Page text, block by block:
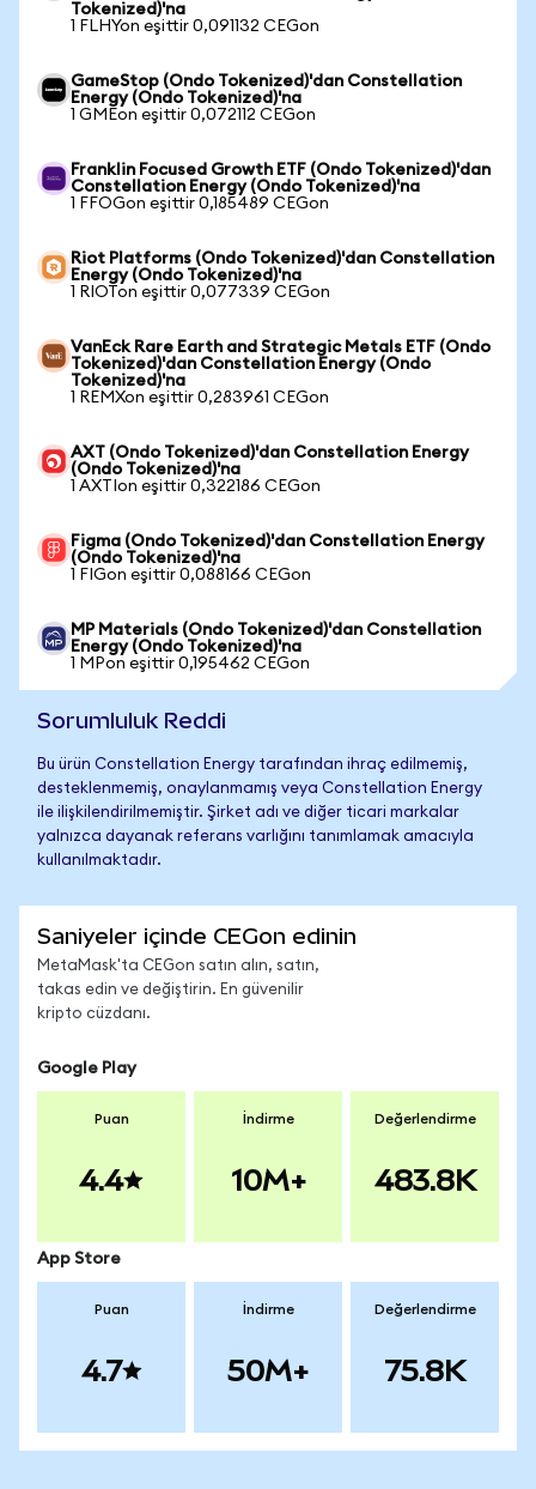
Tokenized)'na
1 FLHYon eşittir 0,091132 CEGon
GameStop (Ondo Tokenized)'dan Constellation
Energy (Ondo Tokenized)'na
1 GMEon eşittir 0,072112 CEGon
Franklin Focused Growth ETF (Ondo Tokenized)'dan
Constellation Energy (Ondo Tokenized)'na
1 FFOGon eşittir 0,185489 CEGon
Riot Platforms (Ondo Tokenized)'dan Constellation
Energy (Ondo Tokenized)'na
1 RIOTon eşittir 0,077339 CEGon
VanEck Rare Earth and Strategic Metals ETF (Ondo
Tokenized)'dan Constellation Energy (Ondo
Tokenized)'na
1 REMXon eşittir 0,283961 CEGon
AXT (Ondo Tokenized)'dan Constellation Energy
(Ondo Tokenized)'na
1 AXTIon eşittir 0,322186 CEGon
Figma (Ondo Tokenized)'dan Constellation Energy
(Ondo Tokenized)'na
1 FIGon eşittir 0,088166 CEGon
MP Materials (Ondo Tokenized)'dan Constellation
Energy (Ondo Tokenized)'na
1 MPon eşittir 0,195462 CEGon
Sorumluluk Reddi
Bu ürün Constellation Energy tarafından ihraç edilmemiş,
desteklenmemiş, onaylanmamış veya Constellation Energy
ile ilişkilendirilmemiştir. Şirket adı ve diğer ticari markalar
yalnızca dayanak referans varlığını tanımlamak amacıyla
kullanılmaktadır.
Saniyeler içinde CEGon edinin
MetaMask'ta CEGon satın alın, satın,
takas edin ve değiştirin. En güvenilir
kripto cüzdanı.
Google Play
Puan
4.4
İndirme
10M+
Değerlendirme
483.8K
App Store
Puan
4.7
İndirme
50M+
Değerlendirme
75.8K